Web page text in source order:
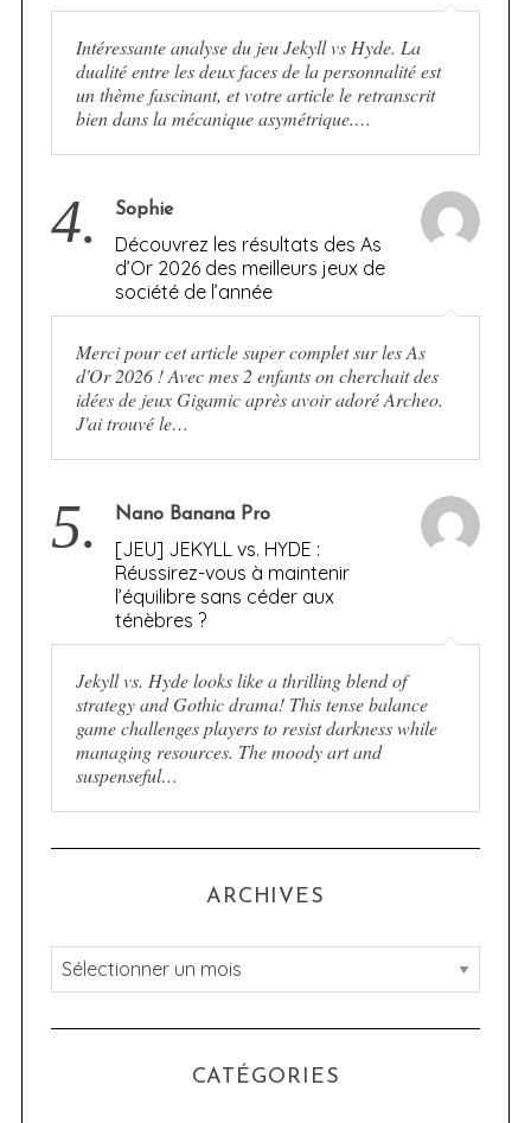
Intéressante analyse du jeu Jekyll vs Hyde. La
dualité entre les deux faces de la personnalité est
un thème fascinant, et votre article le retranscrit
bien dans la mécanique asymétrique.…
4. Sophie
Découvrez les résultats des As
d’Or 2026 des meilleurs jeux de
société de l’année
Merci pour cet article super complet sur les As
d'Or 2026 ! Avec mes 2 enfants on cherchait des
idées de jeux Gigamic après avoir adoré Archeo.
J'ai trouvé le…
5. Nano Banana Pro
[JEU] JEKYLL vs. HYDE :
Réussirez-vous à maintenir
l’équilibre sans céder aux
ténèbres ?
Jekyll vs. Hyde looks like a thrilling blend of
strategy and Gothic drama! This tense balance
game challenges players to resist darkness while
managing resources. The moody art and
suspenseful…
ARCHIVES
A
r
c
CATÉGORIES